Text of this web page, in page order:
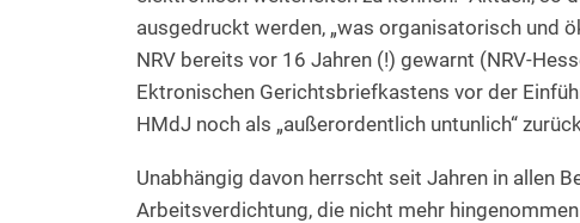
ausgedruckt werden, „was organisatorisch und
NRV bereits vor 16 Jahren (!) gewarnt (NRV-
Ektronischen Gerichtsbriefkastens vor der
HMdJ noch als „außerordentlich untunlich“
Unabhängig davon herrscht seit Jahren in allen
Arbeitsverdichtung, die nicht mehr